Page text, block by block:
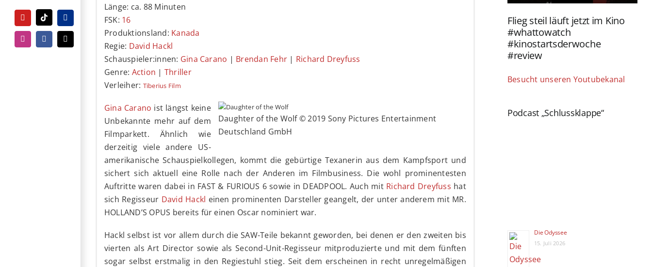
YouTubeTiktokPayPal
InstagramFacebook
E-
Mail
Länge: ca. 88 Minuten
FSK: 16
Produktionsland: Kanada
Regie: David Hackl
Schauspieler:innen: Gina Carano | Brendan Fehr | Richard Dreyfuss
Genre: Action | Thriller
Verleiher: Tiberius Film
Daughter of the Wolf © 2019 Sony Pictures Entertainment
Deutschland GmbH
Gina Carano ist längst keine
Unbekannte mehr auf dem
Filmparkett. Ähnlich wie
derzeitig viele andere US-
amerikanische Schauspielkollegen, kommt die gebürtige Texanerin aus dem Kampfsport und
sichert sich aktuell eine Rolle nach der Anderen im Filmbusiness. Die wohl prominentesten
Auftritte waren dabei in FAST & FURIOUS 6 sowie in DEADPOOL. Auch mit Richard Dreyfuss hat
sich Regisseur David Hackl einen prominenten Darsteller geangelt, der unter anderem mit MR.
HOLLAND’S OPUS bereits für einen Oscar nominiert war.
Hackl selbst ist vor allem durch die SAW-Teile bekannt geworden, bei denen er den zweiten bis
vierten als Art Director sowie als Second-Unit-Regisseur mitproduzierte und mit dem fünften
sogar selbst erstmalig in den Regiestuhl stieg. Seit dem erscheinen in recht unregelmäßigen
Flieg steil läuft jetzt im Kino
#whattowatch
#kinostartsderwoche
#review
Besucht unseren Youtubekanal
Podcast „Schlussklappe“
Die Odyssee
15. Juli 2026